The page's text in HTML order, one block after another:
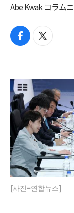
Abe Kwak コラム
f
c
b
o
o
k
t
i
t
e
r
[사진=연합뉴스]